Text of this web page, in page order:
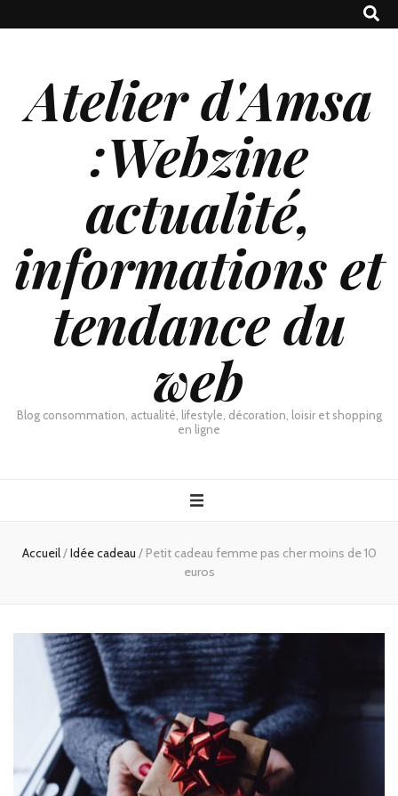
Atelier d'Amsa
:Webzine
actualité,
informations et
tendance du
web
Blog consommation, actualité, lifestyle, décoration, loisir et shopping
en ligne
Accueil/Idée cadeau / Petit cadeau femme pas cher moins de 10
euros